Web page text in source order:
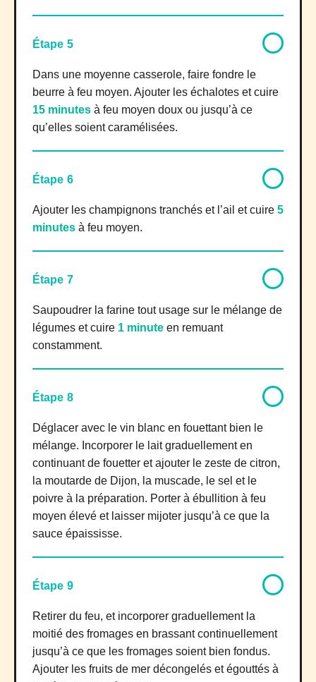
Étape 5
Dans une moyenne casserole, faire fondre le
beurre à feu moyen. Ajouter les échalotes et cuire
15 minutes à feu moyen doux ou jusqu’à ce
qu’elles soient caramélisées.
Étape 6
Ajouter les champignons tranchés et l’ail et cuire 5
minutes à feu moyen.
Étape 7
Saupoudrer la farine tout usage sur le mélange de
légumes et cuire 1 minute en remuant
constamment.
Étape 8
Déglacer avec le vin blanc en fouettant bien le
mélange. Incorporer le lait graduellement en
continuant de fouetter et ajouter le zeste de citron,
la moutarde de Dijon, la muscade, le sel et le
poivre à la préparation. Porter à ébullition à feu
moyen élevé et laisser mijoter jusqu’à ce que la
sauce épaississe.
Étape 9
Retirer du feu, et incorporer graduellement la
moitié des fromages en brassant continuellement
jusqu’à ce que les fromages soient bien fondus.
Ajouter les fruits de mer décongelés et égouttés à